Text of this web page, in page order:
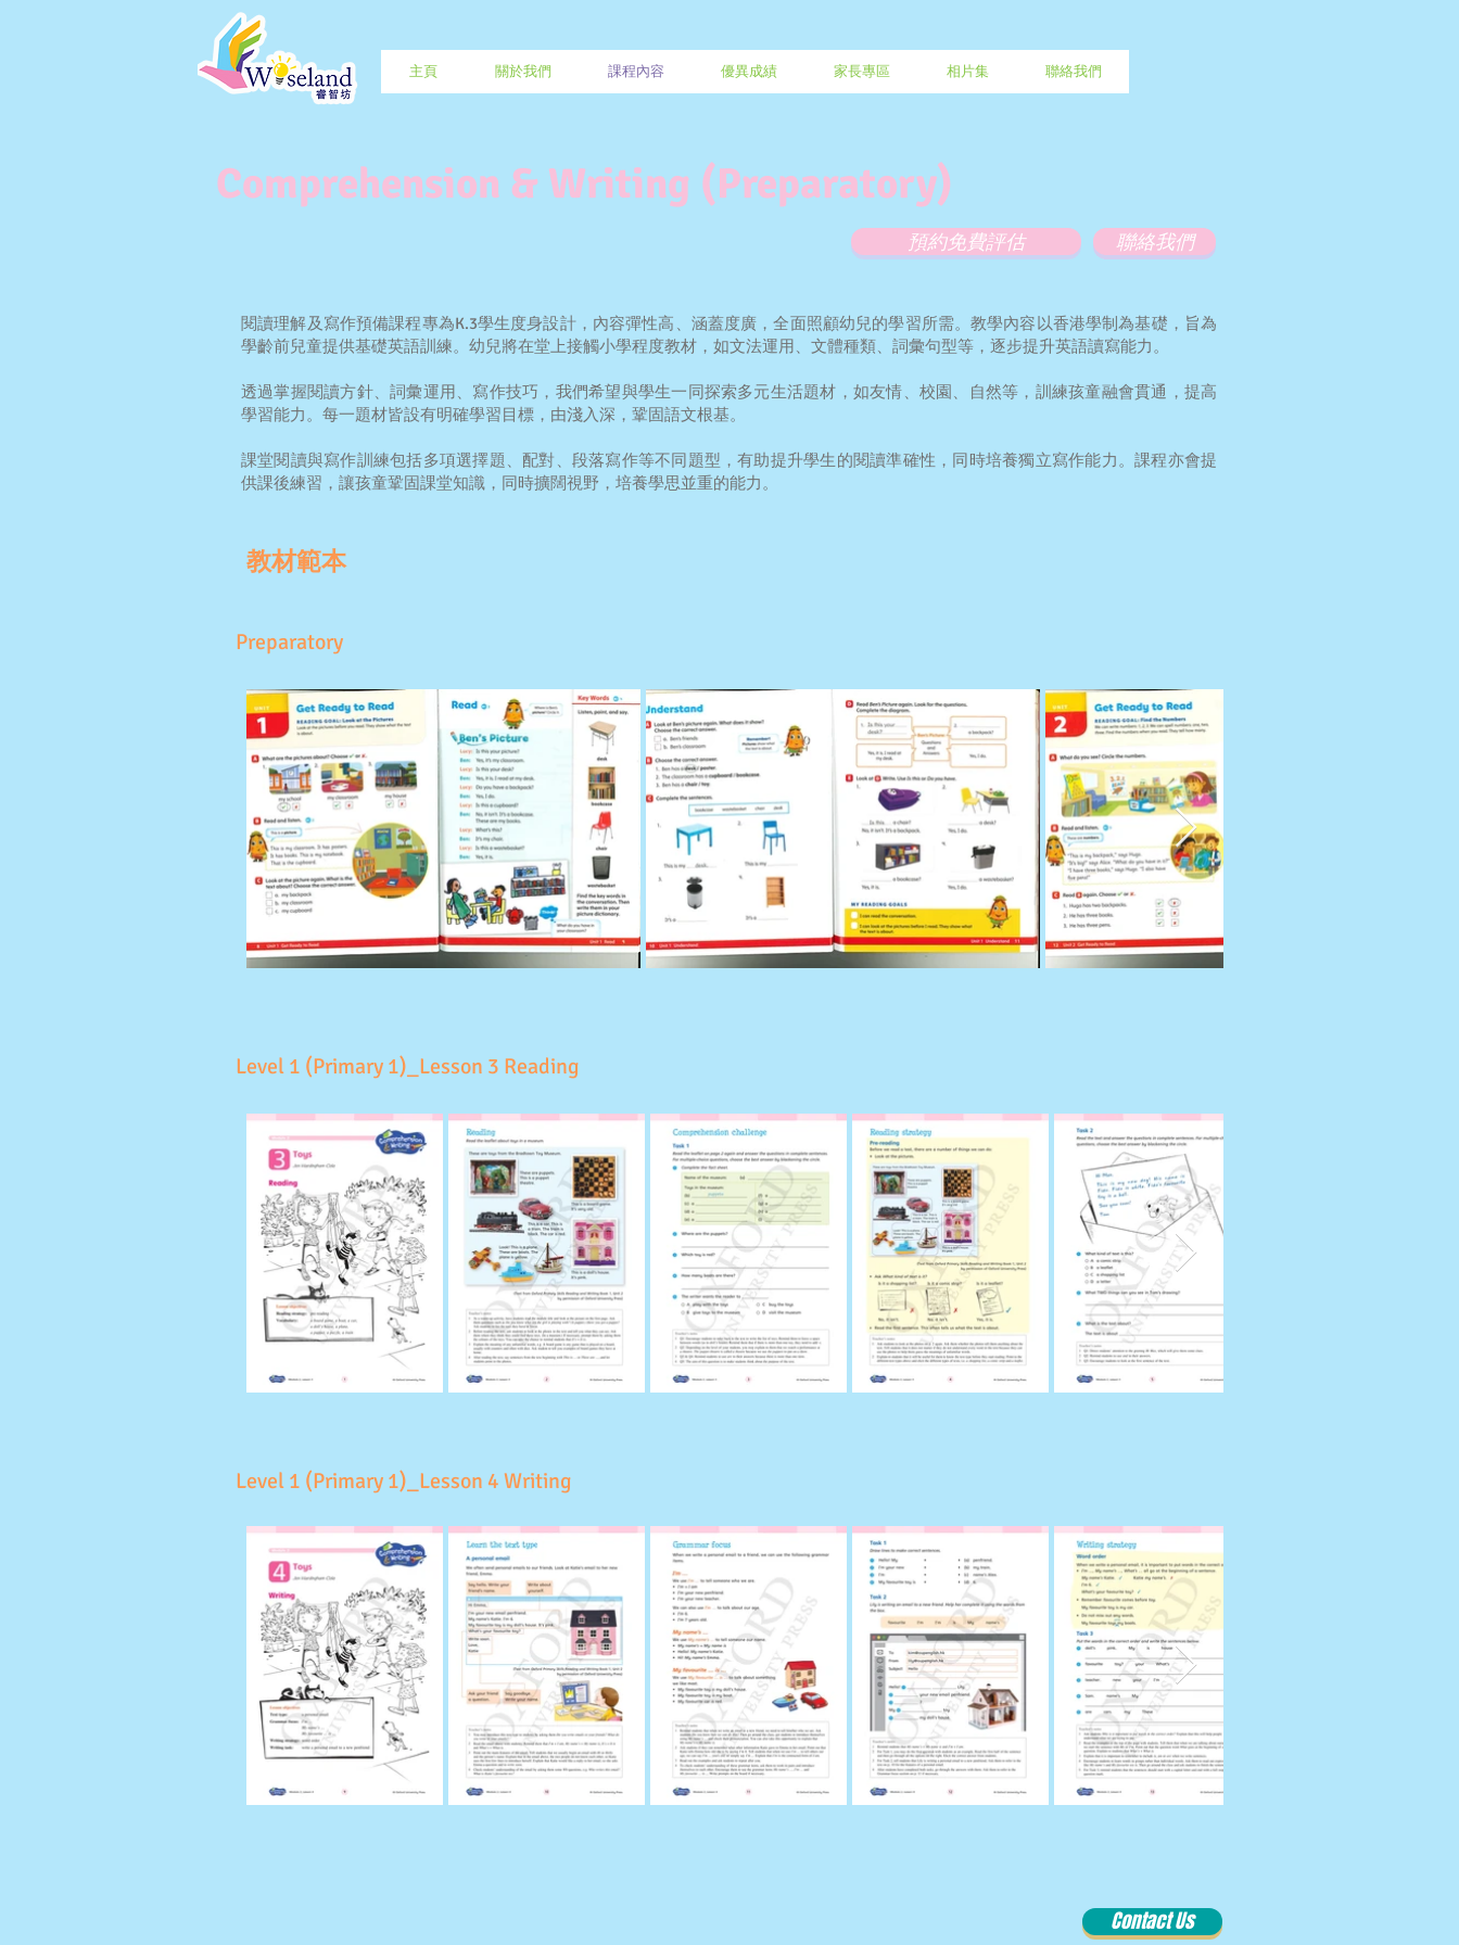
主頁 關於我們 課程內容 優異成績 家長專區 相片集 聯絡我們
Comprehension & Writing (Preparatory)
預約免費評估 聯絡我們
閱讀理解及寫作預備課程專為K.3學生度身設計，內容彈性高、涵蓋度廣，全面照顧幼兒的學習所需。教學內容以香港學制為基礎，旨為
學齡前兒童提供基礎英語訓練。幼兒將在堂上接觸小學程度教材，如文法運用、文體種類、詞彙句型等，逐步提升英語讀寫能力。
透過掌握閱讀方針、詞彙運用、寫作技巧，我們希望與學生一同探索多元生活題材，如友情、校園、自然等，訓練孩童融會貫通，提高
學習能力。每一題材皆設有明確學習目標，由淺入深，鞏固語文根基。
課堂閱讀與寫作訓練包括多項選擇題、配對、段落寫作等不同題型，有助提升學生的閱讀準確性，同時培養獨立寫作能力。課程亦會提
供課後練習，讓孩童鞏固課堂知識，同時擴闊視野，培養學思並重的能力。
教材範本
Preparatory
Level 1 (Primary 1)_Lesson 3 Reading
Level 1 (Primary 1)_Lesson 4 Writing
Contact Us